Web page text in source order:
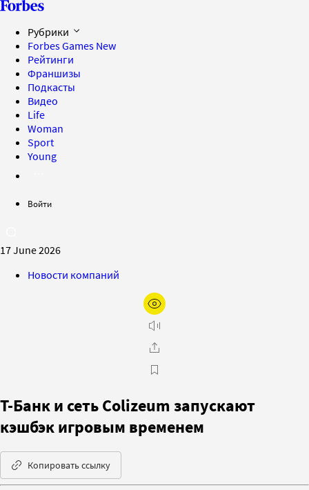
Рубрики
Forbes Games New
Рейтинги
Франшизы
Подкасты
Видео
Life
Woman
Sport
Young
Войти
17 June 2026
Новости компаний
Т-Банк и сеть Colizeum запускают
кэшбэк игровым временем
Копировать ссылку